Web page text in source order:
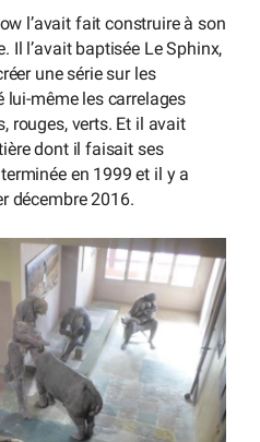
l’avait fait construire à son
Il l’avait baptisée Le Sphinx,
une série sur les
même les carrelages
rouges, verts. Et il avait
dont il faisait ses
en 1999 et il y a
décembre 2016.